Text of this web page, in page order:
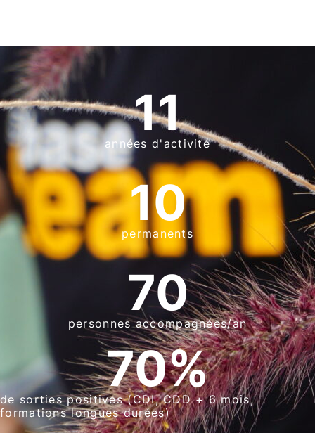
années d'activité
11
permanents
10
personnes accompagnées/an
70
de sorties positives (CDI, CDD + 6 mois,
formations longues durées)
70%